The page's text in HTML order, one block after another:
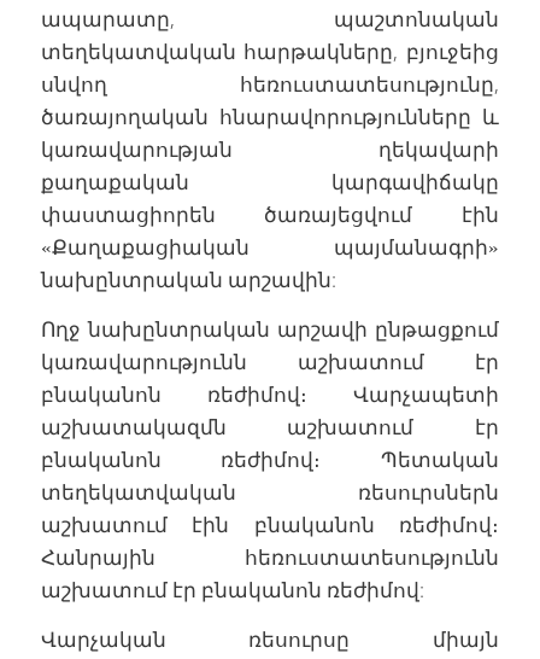
ապարատը, պաշտոնական
տեղեկատվական հարթակները, բյուջեից
սնվող հեռուստատեսությունը,
ծառայողական հնարավորությունները և
կառավարության ղեկավարի
քաղաքական կարգավիճակը
փաստացիորեն ծառայեցվում էին
«Քաղաքացիական պայմանագրի»
նախընտրական արշավին:
Ողջ նախընտրական արշավի ընթացքում
կառավարությունն աշխատում էր
բնականոն ռեժիմով։ Վարչապետի
աշխատակազմն աշխատում էր
բնականոն ռեժիմով։ Պետական
տեղեկատվական ռեսուրսներն
աշխատում էին բնականոն ռեժիմով։
Հանրային հեռուստատեսությունն
աշխատում էր բնականոն ռեժիմով:
Վարչական ռեսուրսը միայն